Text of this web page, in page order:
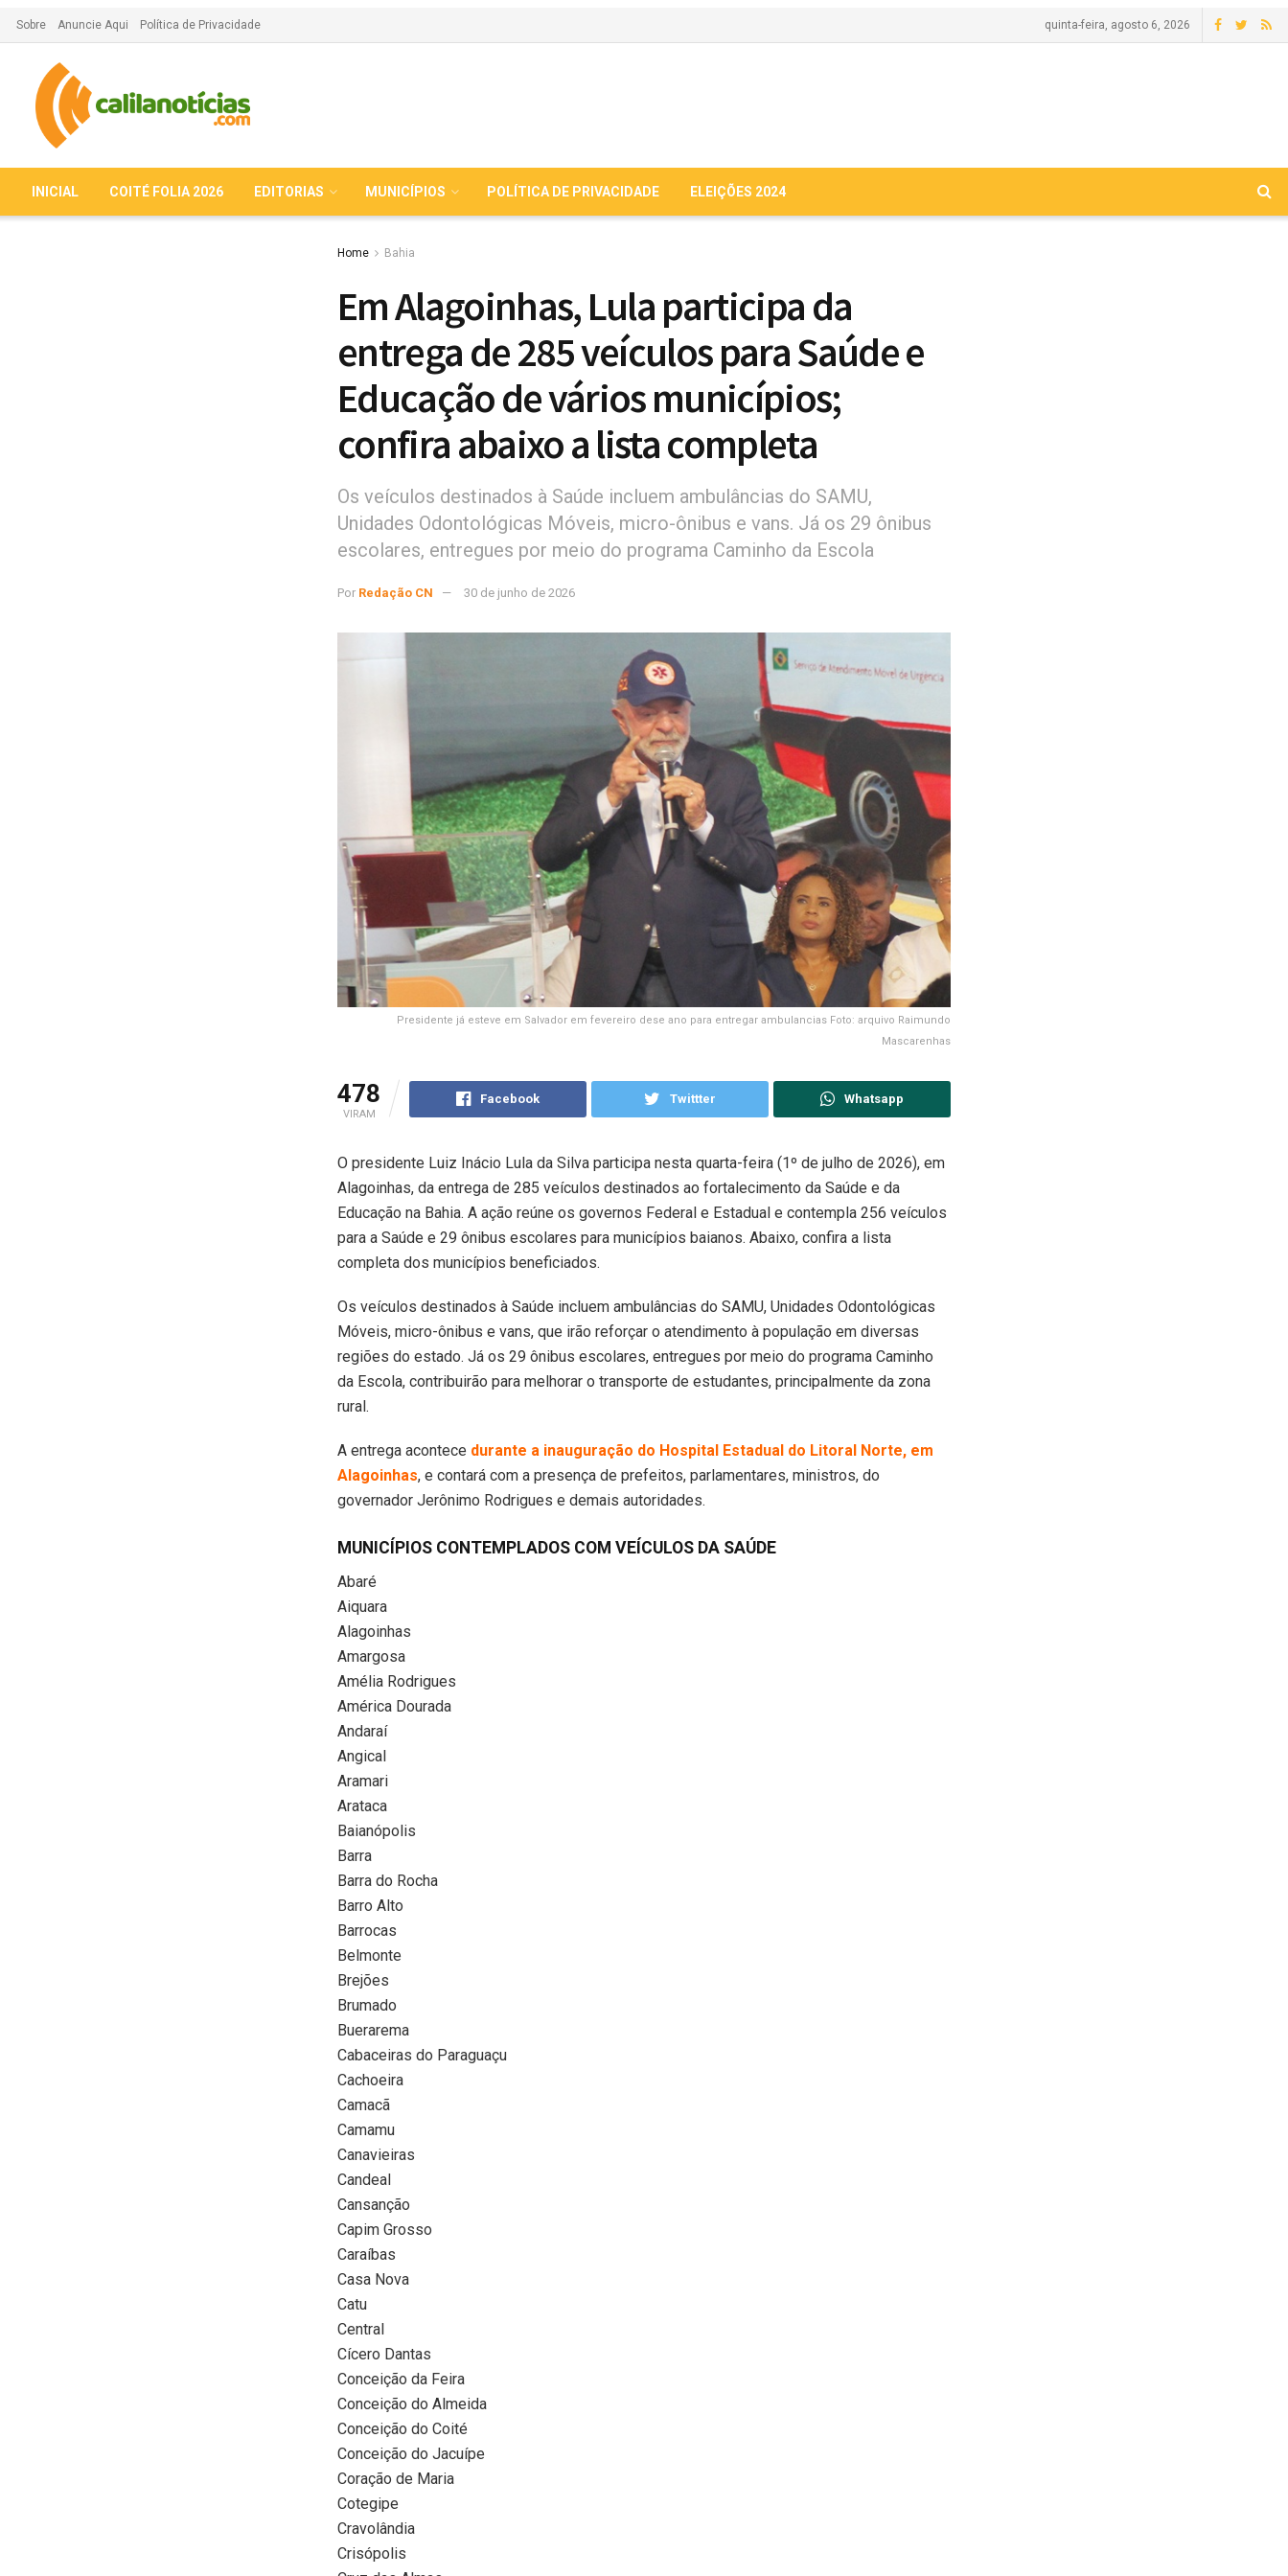
Sobre Anuncie Aqui Política de Privacidade quinta-feira, agosto 6, 2026
INICIAL COITÉ FOLIA 2026 EDITORIAS MUNICÍPIOS POLÍTICA DE PRIVACIDADE ELEIÇÕES 2024
Home Bahia
Em Alagoinhas, Lula participa da
entrega de 285 veículos para Saúde e
Educação de vários municípios;
confira abaixo a lista completa
Os veículos destinados à Saúde incluem ambulâncias do SAMU,
Unidades Odontológicas Móveis, micro-ônibus e vans. Já os 29 ônibus
escolares, entregues por meio do programa Caminho da Escola
Por Redação CN 30 de junho de 2026
Presidente já esteve em Salvador em fevereiro dese ano para entregar ambulancias Foto: arquivo Raimundo
Mascarenhas
478
VIRAM
Facebook Twittter Whatsapp
O presidente Luiz Inácio Lula da Silva participa nesta quarta-feira (1º de julho de 2026), em
Alagoinhas, da entrega de 285 veículos destinados ao fortalecimento da Saúde e da
Educação na Bahia. A ação reúne os governos Federal e Estadual e contempla 256 veículos
para a Saúde e 29 ônibus escolares para municípios baianos. Abaixo, confira a lista
completa dos municípios beneficiados.
Os veículos destinados à Saúde incluem ambulâncias do SAMU, Unidades Odontológicas
Móveis, micro-ônibus e vans, que irão reforçar o atendimento à população em diversas
regiões do estado. Já os 29 ônibus escolares, entregues por meio do programa Caminho
da Escola, contribuirão para melhorar o transporte de estudantes, principalmente da zona
rural.
A entrega acontece durante a inauguração do Hospital Estadual do Litoral Norte, em
Alagoinhas, e contará com a presença de prefeitos, parlamentares, ministros, do
governador Jerônimo Rodrigues e demais autoridades.
MUNICÍPIOS CONTEMPLADOS COM VEÍCULOS DA SAÚDE
Abaré
Aiquara
Alagoinhas
Amargosa
Amélia Rodrigues
América Dourada
Andaraí
Angical
Aramari
Arataca
Baianópolis
Barra
Barra do Rocha
Barro Alto
Barrocas
Belmonte
Brejões
Brumado
Buerarema
Cabaceiras do Paraguaçu
Cachoeira
Camacã
Camamu
Canavieiras
Candeal
Cansanção
Capim Grosso
Caraíbas
Casa Nova
Catu
Central
Cícero Dantas
Conceição da Feira
Conceição do Almeida
Conceição do Coité
Conceição do Jacuípe
Coração de Maria
Cotegipe
Cravolândia
Crisópolis